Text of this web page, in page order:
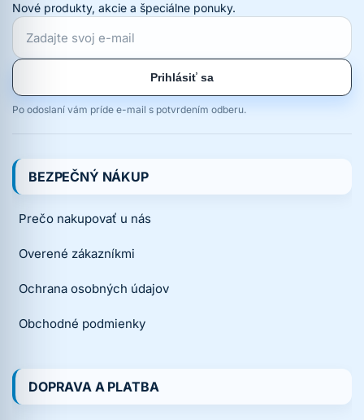
Nové produkty, akcie a špeciálne ponuky.
Prihlásiť sa
Po odoslaní vám príde e-mail s potvrdením odberu.
BEZPEČNÝ NÁKUP
Prečo nakupovať u nás
Overené zákazníkmi
Ochrana osobných údajov
Obchodné podmienky
DOPRAVA A PLATBA